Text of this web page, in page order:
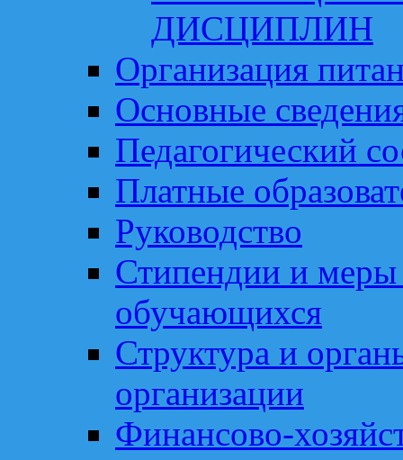
ДИСЦИПЛИН
Организация
Основные
Педагогический
Платные
Руководство
Стипендии и
обучающихся
Структура и
организации
Финансово-